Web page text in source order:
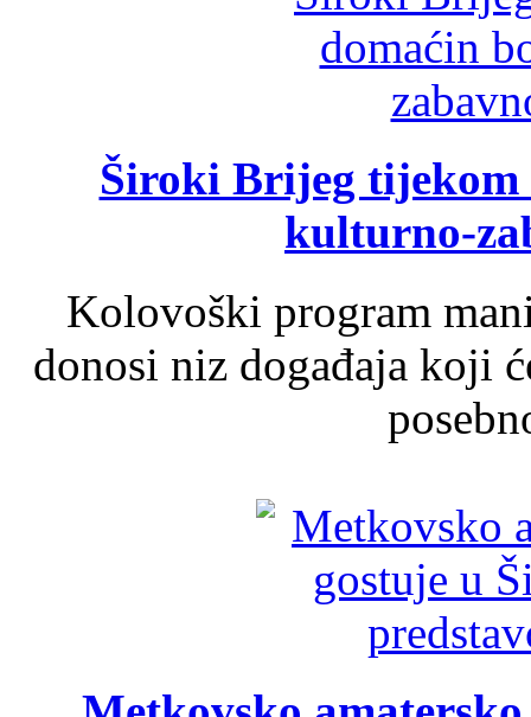
Široki Brijeg tijekom
kulturno-
Kolovoški program
donosi niz događaja koji